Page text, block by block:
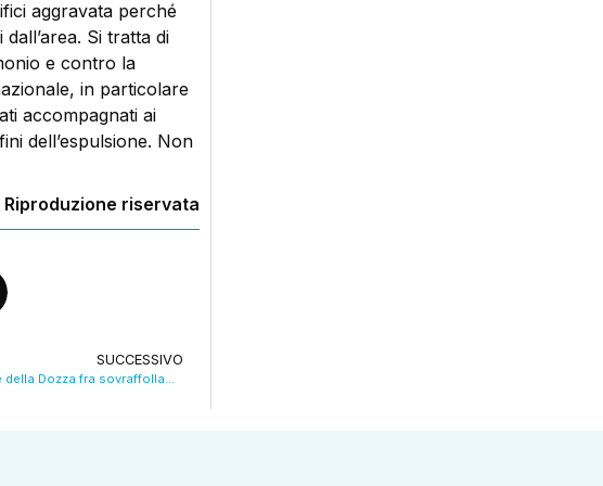
aggravata perché
Si tratta di
e contro la
in particolare
accompagnati ai
dell’espulsione. Non
riservata
SUCCESSIVO
Tutto Esaurito. Il carcere della Dozza fra sovraffollamento e giovani detenuti. VIDEO